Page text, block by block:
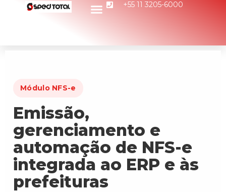
+55 11 3205-6000
Módulo NFS-e
Emissão,
gerenciamento e
automação de NFS-e
integrada ao ERP e às
prefeituras